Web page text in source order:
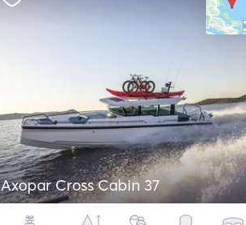
Axopar Cross Cabin 37